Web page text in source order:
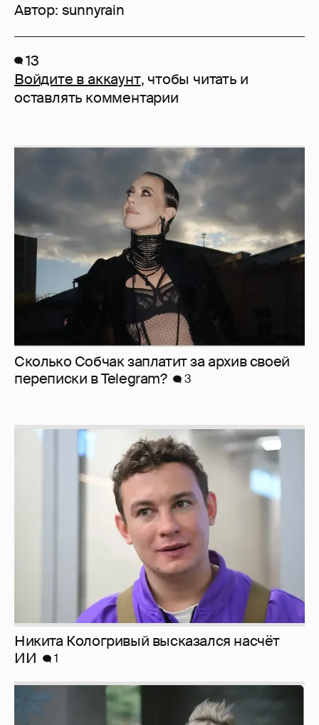
Автор: sunnyrain
13
Войдите в аккаунт, чтобы читать и
оставлять комментарии
Сколько Собчак заплатит за архив своей
перeписки в Telegram?
3
Никита Кологривый высказался насчёт
ИИ
1